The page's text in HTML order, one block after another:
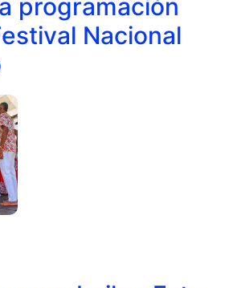
programación
Nacional